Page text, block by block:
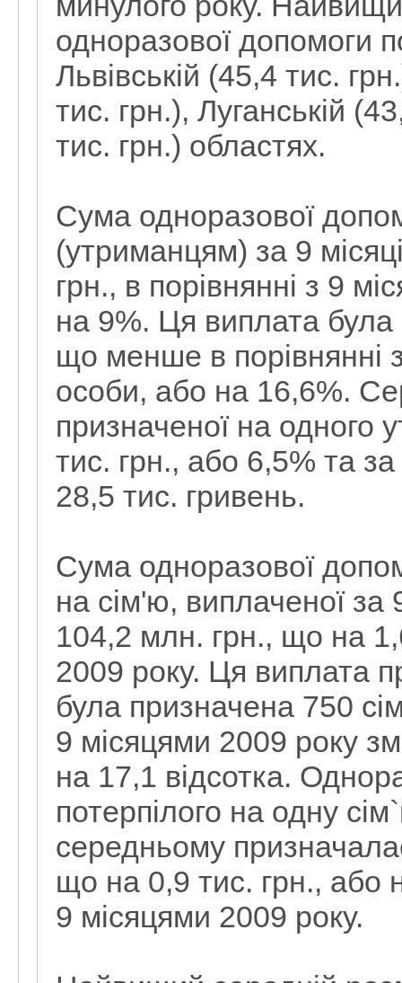
одноразової допомоги
Львівській (45,4 тис.
тис. грн.), Луганській
тис. грн.) областях.
Сума одноразової
(утриманцям) за 9
грн., в порівнянні з 9
на 9%. Ця виплата
що менше в порівнянні
особи, або на 16,6%.
призначеної на одного
тис. грн., або 6,5% та
28,5 тис. гривень.
Сума одноразової
на сім'ю, виплаченої за
104,2 млн. грн., що на
2009 року. Ця виплата
була призначена 750
9 місяцями 2009 року
на 17,1 відсотка.
потерпілого на одну
середньому
що на 0,9 тис. грн., або
9 місяцями 2009 року.